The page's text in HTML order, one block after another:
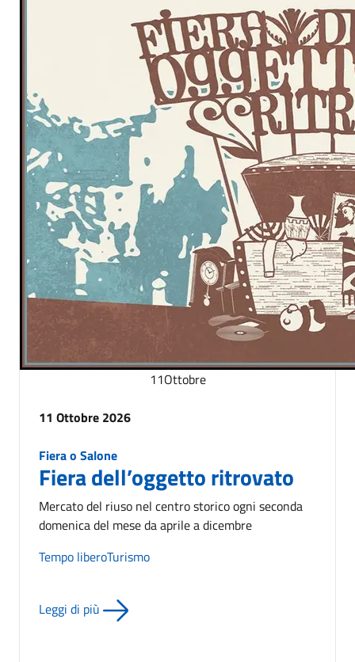
11Ottobre
11 Ottobre 2026
Fiera o Salone
Fiera dell’oggetto ritrovato
Mercato del riuso nel centro storico ogni seconda
domenica del mese da aprile a dicembre
Tempo liberoTurismo
Leggi di più